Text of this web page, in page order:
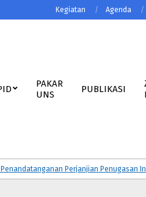
Kegiatan Agenda
PAKAR
UNS
PUBLIKASI
Perjanjian Penugasan